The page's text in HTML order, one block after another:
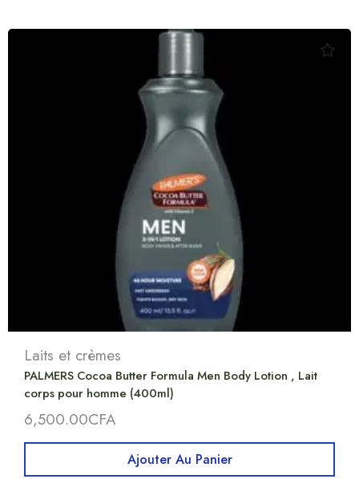
Laits et crèmes
PALMERS Cocoa Butter Formula Men Body Lotion , Lait
corps pour homme (400ml)
6,500.00CFA
Ajouter Au Panier